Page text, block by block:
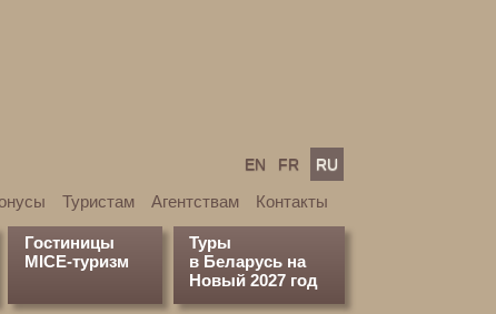
EN FR RU
Туристам Агентствам Контакты
Гостиницы
MICE-туризм
Туры
в Беларусь на
Новый 2027 год